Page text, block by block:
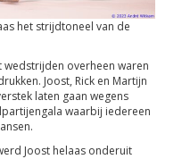
het strijdtoneel van de
wedstrijden overheen waren
Joost, Rick en Martijn
laten gaan wegens
waarbij iedereen
Joost helaas onderuit